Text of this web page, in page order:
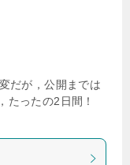
だが，公開までは
たったの2日間！